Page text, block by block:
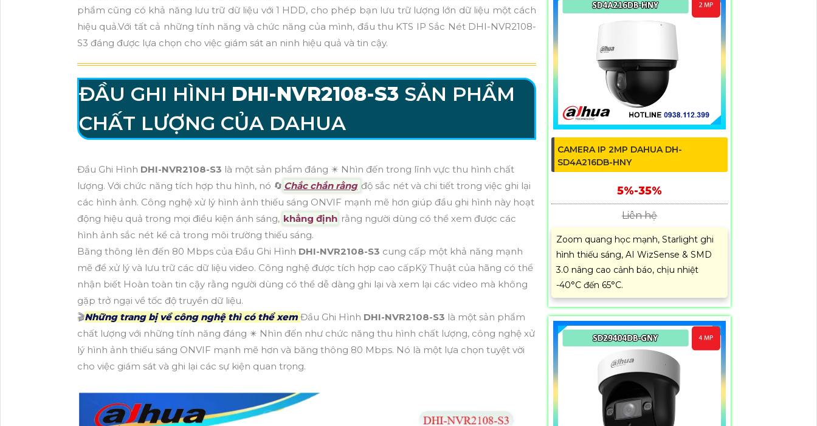
phẩm cũng có khả năng lưu trữ dữ liệu với 1 HDD, cho phép bạn lưu trữ lượng lớn dữ liệu một cách
hiệu quả.Với tất cả những tính năng và chức năng của mình, đầu thu KTS IP Sắc Nét DHI-NVR2108-
S3 đáng được lựa chọn cho việc giám sát an ninh hiệu quả và tin cậy.
ĐẦU GHI HÌNH DHI-NVR2108-S3 SẢN PHẨM
CHẤT LƯỢNG CỦA DAHUA
Đầu Ghi Hình DHI-NVR2108-S3 là một sản phẩm đáng ✴️ Nhìn đến trong lĩnh vực thu hình chất
lượng. Với chức năng tích hợp thu hình, nó 🔄 Chắc chắn rằng độ sắc nét và chi tiết trong việc ghi lại
các hình ảnh. Công nghệ xử lý hình ảnh thiếu sáng ONVIF mạnh mẽ hơn giúp đầu ghi hình này hoạt
động hiệu quả trong mọi điều kiện ánh sáng, khẳng định rằng người dùng có thể xem được các
hình ảnh sắc nét kể cả trong môi trường thiếu sáng.
Băng thông lên đến 80 Mbps của Đầu Ghi Hình DHI-NVR2108-S3 cung cấp một khả năng mạnh
mẽ để xử lý và lưu trữ các dữ liệu video. Công nghệ được tích hợp cao cấpKỹ Thuật của hãng có thể
nhận biết Hoàn toàn tin cậy rằng người dùng có thể dễ dàng ghi lại và xem lại các video mà không
gặp trở ngại về tốc độ truyền dữ liệu.
🎬Những trang bị về công nghệ thì có thể xem Đầu Ghi Hình DHI-NVR2108-S3 là một sản phẩm
chất lượng với những tính năng đáng ✴️ Nhìn đến như chức năng thu hình chất lượng, công nghệ xử
lý hình ảnh thiếu sáng ONVIF mạnh mẽ hơn và băng thông 80 Mbps. Nó là một lựa chọn tuyệt vời
cho việc giám sát và ghi lại các sự kiện quan trọng.
CAMERA IP 2MP DAHUA DH-
SD4A216DB-HNY
5%-35%
Liên hệ
Zoom quang học mạnh, Starlight ghi
hình thiếu sáng, AI WizSense & SMD
3.0 nâng cao cảnh báo, chịu nhiệt
-40°C đến 65°C.